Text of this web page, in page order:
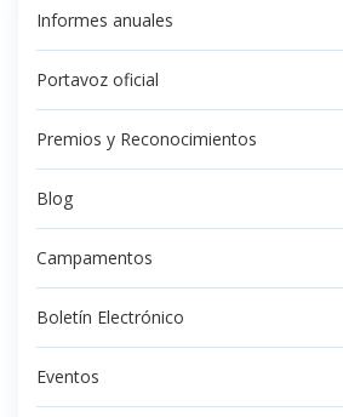
Informes anuales
Portavoz oficial
Premios y Reconocimientos
Blog
Campamentos
Boletín Electrónico
Eventos